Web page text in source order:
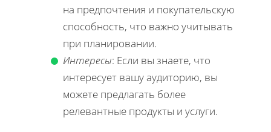
на предпочтения и покупательскую
способность, что важно учитывать
при планировании.
Интересы: Если вы знаете, что
интересует вашу аудиторию, вы
можете предлагать более
релевантные продукты и услуги.